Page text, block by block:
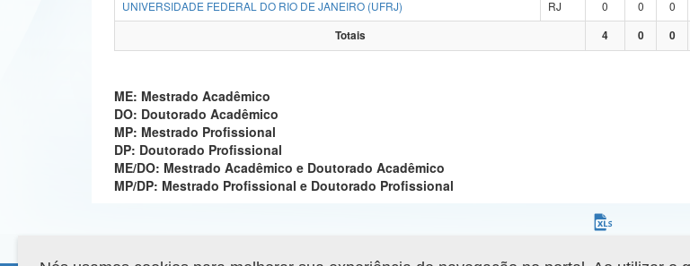
UNIVERSIDADE FEDERAL DO RIO DE JANEIRO (UFRJ)
RJ 0 0 0
Totais
4 0 0
ME: Mestrado Acadêmico
DO: Doutorado Acadêmico
MP: Mestrado Profissional
DP: Doutorado Profissional
ME/DO: Mestrado Acadêmico e Doutorado Acadêmico
MP/DP: Mestrado Profissional e Doutorado Profissional